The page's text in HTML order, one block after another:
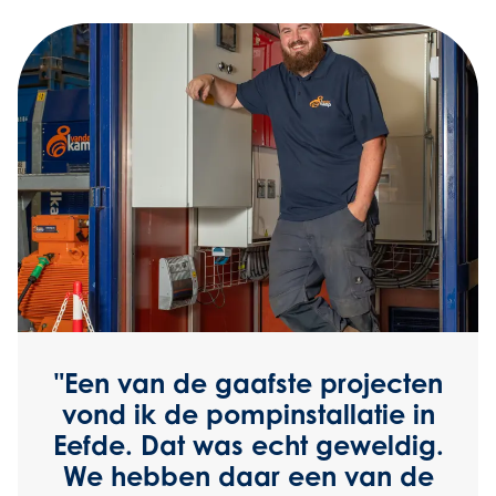
"Een van de gaafste projecten
vond ik de pompinstallatie in
Eefde. Dat was echt geweldig.
We hebben daar een van de